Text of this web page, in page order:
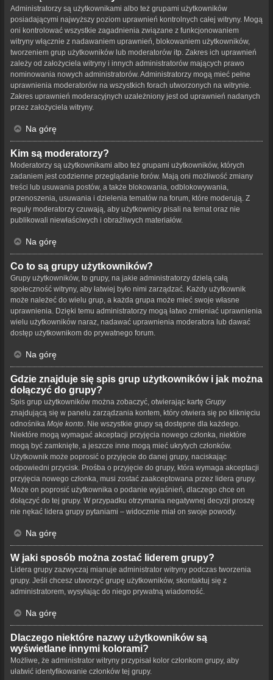
Administratorzy są użytkownikami albo też grupami użytkowników
posiadającymi najwyższy poziom uprawnień kontrolnych całej witryny. Mogą
oni kontrolować wszystkie zagadnienia związane z funkcjonowaniem
witryny włącznie z nadawaniem uprawnień, blokowaniem użytkowników,
tworzeniem grup użytkowników lub moderatorów itp. Zakres ich uprawnień
zależy od założyciela witryny i innych administratorów mających prawo
nominowania nowych administratorów. Administratorzy mogą mieć pełne
uprawnienia moderatorów na wszystkich forach utworzonych na witrynie.
Zakres uprawnień moderacyjnych uzależniony jest od uprawnień nadanych
przez założyciela witryny.
Na górę
Kim są moderatorzy?
Moderatorzy są użytkownikami albo też grupami użytkowników, których
zadaniem jest codzienne przeglądanie forów. Mają oni możliwość zmiany
treści lub usuwania postów, a także blokowania, odblokowywania,
przenoszenia, usuwania i dzielenia tematów na forum, które moderują. Z
reguły moderatorzy czuwają, aby użytkownicy pisali na temat oraz nie
publikowali niewłaściwych i obraźliwych materiałów.
Na górę
Co to są grupy użytkowników?
Grupy użytkowników, to grupy, na jakie administratorzy dzielą całą
społeczność witryny, aby łatwiej było nimi zarządzać. Każdy użytkownik
może należeć do wielu grup, a każda grupa może mieć swoje własne
uprawnienia. Dzięki temu administratorzy mogą łatwo zmieniać uprawnienia
wielu użytkowników naraz, nadawać uprawnienia moderatora lub dawać
dostęp użytkownikom do prywatnego forum.
Na górę
Gdzie znajduje się spis grup użytkowników i jak można
dołączyć do grupy?
Spis grup użytkowników można zobaczyć, otwierając kartę Grupy
znajdującą się w panelu zarządzania kontem, który otwiera się po kliknięciu
odnośnika Moje konto . Nie wszystkie grupy są dostępne dla każdego.
Niektóre mogą wymagać akceptacji przyjęcia nowego członka, niektóre
mogą być zamknięte, a jeszcze inne mogą mieć ukrytych członków.
Użytkownik może poprosić o przyjęcie do danej grupy, naciskając
odpowiedni przycisk. Prośba o przyjęcie do grupy, która wymaga akceptacji
przyjęcia nowego członka, musi zostać zaakceptowana przez lidera grupy.
Może on poprosić użytkownika o podanie wyjaśnień, dlaczego chce on
dołączyć do tej grupy. W przypadku otrzymania negatywnej decyzji proszę
nie nękać lidera grupy pytaniami – widocznie miał on swoje powody.
Na górę
W jaki sposób można zostać liderem grupy?
Lidera grupy zazwyczaj mianuje administrator witryny podczas tworzenia
grupy. Jeśli chcesz utworzyć grupę użytkowników, skontaktuj się z
administratorem, wysyłając do niego prywatną wiadomość.
Na górę
Dlaczego niektóre nazwy użytkowników są
wyświetlane innymi kolorami?
Możliwe, że administrator witryny przypisał kolor członkom grupy, aby
ułatwić identyfikowanie członków tej grupy.